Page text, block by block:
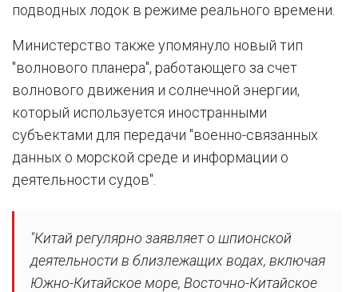
подводных лодок в режиме реального времени.
Министерство также упомянуло новый тип
"волнового планера", работающего за счет
волнового движения и солнечной энергии,
который используется иностранными
субъектами для передачи "военно-связанных
данных о морской среде и информации о
деятельности судов".
"Китай регулярно заявляет о шпионской
деятельности в близлежащих водах, включая
Южно-Китайское море, Восточно-Китайское